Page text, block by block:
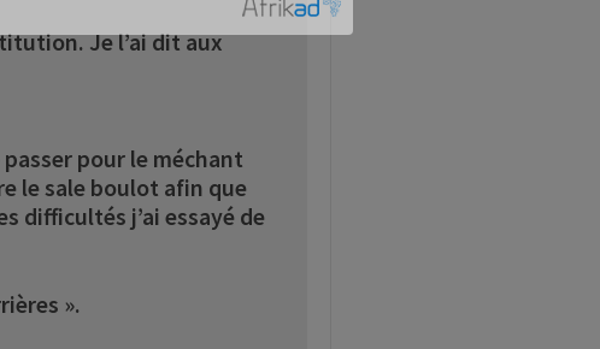
Je l’ai dit aux
pour le méchant
le sale boulot afin que
difficultés j’ai essayé de
».